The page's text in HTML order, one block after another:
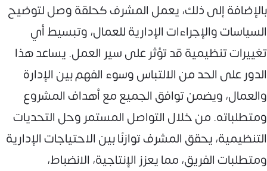
بالإضافة إلى ذلك، يعمل المشرف كحلقة وصل لتوضيح
السياسات والإجراءات الإدارية للعمال، وتبسيط أي
تغييرات تنظيمية قد تؤثر على سير العمل. يساعد هذا
الدور على الحد من الالتباس وسوء الفهم بين الإدارة
والعمال، ويضمن توافق الجميع مع أهداف المشروع
ومتطلباته. من خلال التواصل المستمر وحل التحديات
التنظيمية، يحقق المشرف توازنًا بين الاحتياجات الإدارية
ومتطلبات الفريق، مما يعزز الإنتاجية، الانضباط،